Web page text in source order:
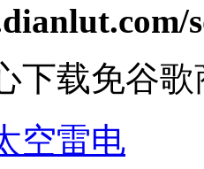
下载免谷歌
空雷电